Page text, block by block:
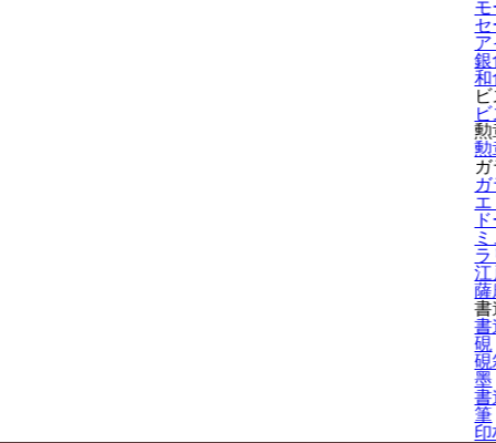
モ
セ
ア
銀
和
勲
勲
エ
江
薩
書
書
硯
硯
墨
書
筆
印